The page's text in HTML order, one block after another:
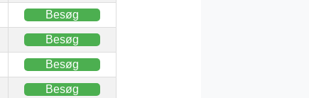
Besøg
Besøg
Besøg
Besøg